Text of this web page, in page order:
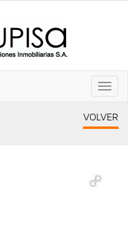
VOLVER